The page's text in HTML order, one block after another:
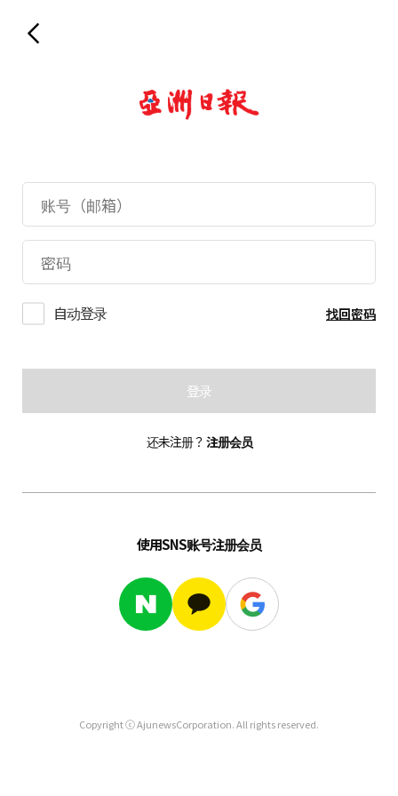
自动登录 找回密码
登录
还未注册？ 注册会员
使用SNS账号注册会员
Copyright ⓒ AjunewsCorporation. All rights reserved.